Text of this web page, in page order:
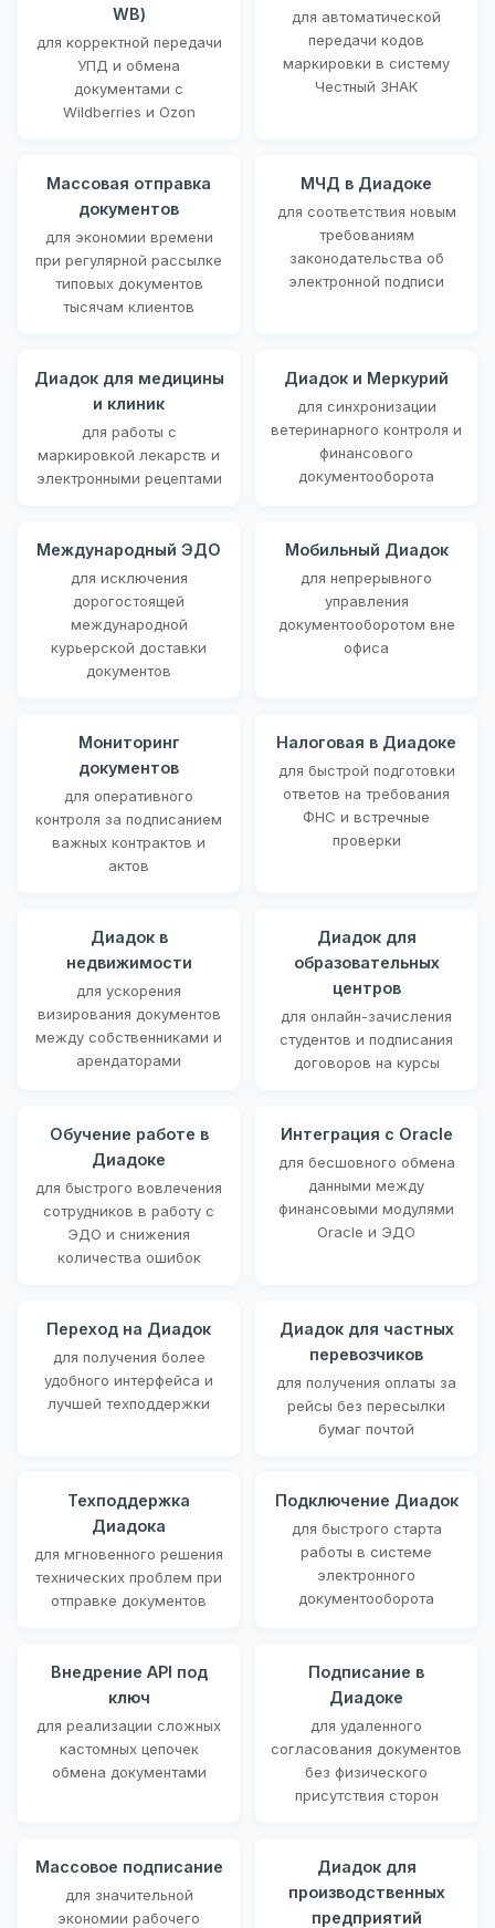
WB)
для корректной передачи
УПД и обмена
документами с
Wildberries и Ozon
для автоматической
передачи кодов
маркировки в систему
Честный ЗНАК
Массовая отправка
документов
для экономии времени
при регулярной рассылке
типовых документов
тысячам клиентов
МЧД в Диадоке
для соответствия новым
требованиям
законодательства об
электронной подписи
Диадок для медицины
и клиник
для работы с
маркировкой лекарств и
электронными рецептами
Диадок и Меркурий
для синхронизации
ветеринарного контроля и
финансового
документооборота
Международный ЭДО
для исключения
дорогостоящей
международной
курьерской доставки
документов
Мобильный Диадок
для непрерывного
управления
документооборотом вне
офиса
Мониторинг
документов
для оперативного
контроля за подписанием
важных контрактов и
актов
Налоговая в Диадоке
для быстрой подготовки
ответов на требования
ФНС и встречные
проверки
Диадок в
недвижимости
для ускорения
визирования документов
между собственниками и
арендаторами
Диадок для
образовательных
центров
для онлайн-зачисления
студентов и подписания
договоров на курсы
Обучение работе в
Диадоке
для быстрого вовлечения
сотрудников в работу с
ЭДО и снижения
количества ошибок
Интеграция с Oracle
для бесшовного обмена
данными между
финансовыми модулями
Oracle и ЭДО
Переход на Диадок
для получения более
удобного интерфейса и
лучшей техподдержки
Диадок для частных
перевозчиков
для получения оплаты за
рейсы без пересылки
бумаг почтой
Техподдержка
Диадока
для мгновенного решения
технических проблем при
отправке документов
Подключение Диадок
для быстрого старта
работы в системе
электронного
документооборота
Внедрение API под
ключ
для реализации сложных
кастомных цепочек
обмена документами
Подписание в
Диадоке
для удаленного
согласования документов
без физического
присутствия сторон
Массовое подписание
для значительной
экономии рабочего
Диадок для
производственных
предприятий